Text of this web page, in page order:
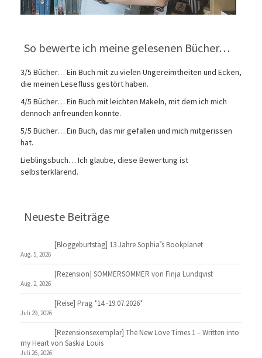
So bewerte ich meine gelesenen Bücher…
3/5 Bücher… Ein Buch mit zu vielen Ungereimtheiten und Ecken,
die meinen Lesefluss gestört haben.
4/5 Bücher… Ein Buch mit leichten Makeln, mit dem ich mich
dennoch anfreunden konnte.
5/5 Bücher… Ein Buch, das mir gefallen und mich mitgerissen
hat.
Lieblingsbuch… Ich glaube, diese Bewertung ist
selbsterklärend.
Neueste Beiträge
[Bloggeburtstag] 13 Jahre Sophia’s Bookplanet
Aug. 5, 2026
[Rezension] SOMMERSOMMER von Finja Lundqvist
Aug. 2, 2026
[Reise] Prag *14.-19.07.2026*
Juli 29, 2026
[Rezensionsexemplar] The New Love Times 1 – Written into
my Heart von Saskia Louis
Juli 26, 2026